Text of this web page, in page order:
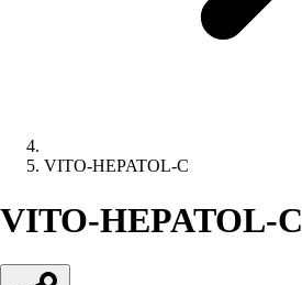
VITO-HEPATOL-C
VITO-HEPATOL-C